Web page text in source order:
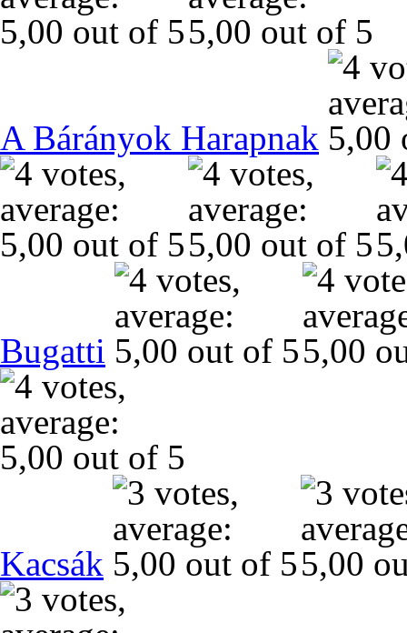
A Bárányok Harapnak
Bugatti
Kacsák